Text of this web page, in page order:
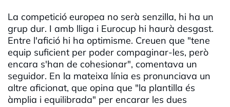
La competició europea no serà senzilla, hi ha un
grup dur. I amb lliga i Eurocup hi haurà desgast.
Entre l'afició hi ha optimisme. Creuen que "tene
equip suficient per poder compaginar-les, però
encara s'han de cohesionar", comentava un
seguidor. En la mateixa línia es pronunciava un
altre aficionat, que opina que "la plantilla és
àmplia i equilibrada" per encarar les dues